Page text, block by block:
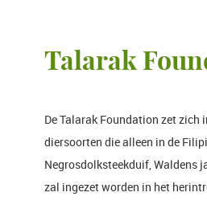
Talarak
De Talarak Foundation zet zich
diersoorten die alleen in de
Negrosdolksteekduif, Waldens
zal ingezet worden in het